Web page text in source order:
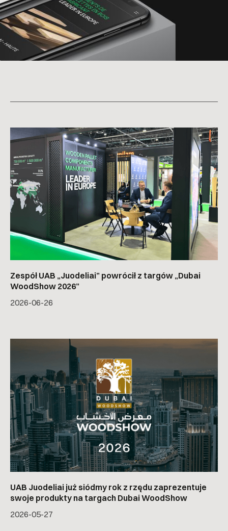
Zespół UAB „Juodeliai” powrócił z targów „Dubai
WoodShow 2026”
2026-06-26
UAB Juodeliai już siódmy rok z rzędu zaprezentuje
swoje produkty na targach Dubai WoodShow
2026-05-27